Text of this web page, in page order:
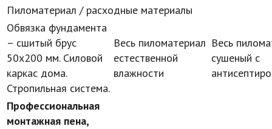
Пиломатериал / расходные материалы
Обвязка фундамента
– сшитый брус
50х200 мм. Силовой
каркас дома.
Стропильная система.
Весь пиломатериал
естественной
влажности
Весь
сушеный с
Профессиональная
монтажная пена,